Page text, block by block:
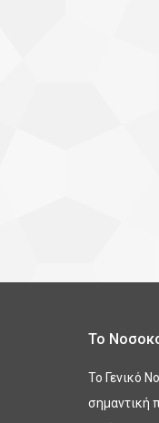
Το
Το Γενικό
σημαντική